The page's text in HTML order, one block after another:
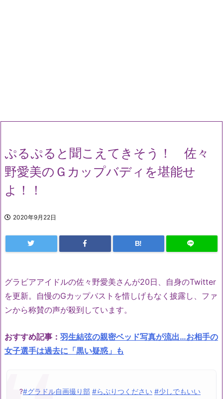
ぷるぷると聞こえてきそう！ 佐々
野愛美のＧカップバディを堪能せ
よ！！
2020年9月22日
B!
グラビアアイドルの佐々野愛美さんが20日、自身のTwitter
を更新。自慢のGカップバストを惜しげもなく披露し、ファ
ンから称賛の声が殺到しています。
おすすめ記事： 羽生結弦の親密ベッド写真が流出…お相手の
女子選手は過去に「黒い疑惑」も
?#グラドル自画撮り部 #らぶりつください #少しでもいい